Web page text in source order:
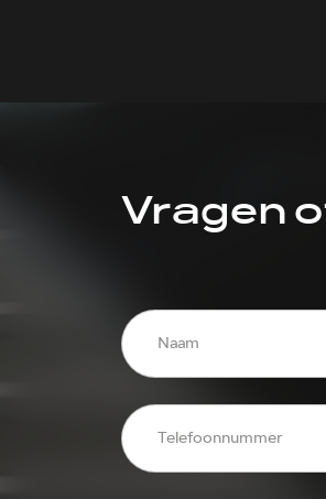
Vragen